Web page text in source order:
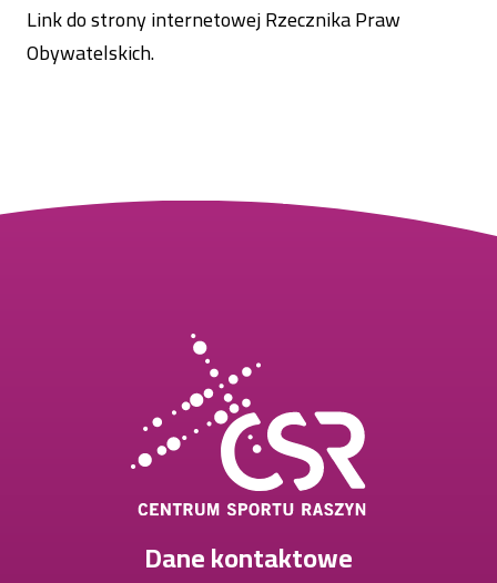
Link do strony internetowejRzecznika Praw
Obywatelskich.Otworzy
Dane kontaktowe